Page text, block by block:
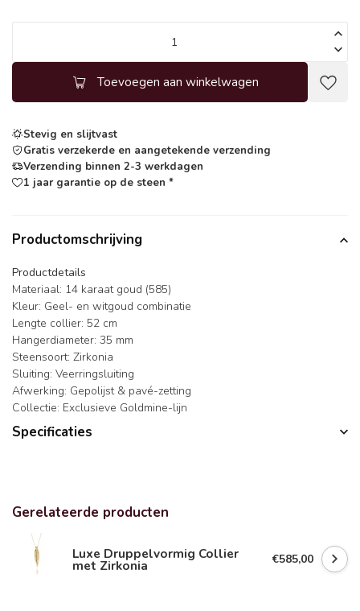
Toevoegen aan winkelwagen
Stevig en slijtvast
Gratis verzekerde en aangetekende verzending
Verzending binnen 2-3 werkdagen
1 jaar garantie op de steen *
Productomschrijving
Productdetails
Materiaal: 14 karaat goud (585)
Kleur: Geel- en witgoud combinatie
Lengte collier: 52 cm
Hangerdiameter: 35 mm
Steensoort: Zirkonia
Sluiting: Veerringsluiting
Afwerking: Gepolijst & pavé-zetting
Collectie: Exclusieve Goldmine-lijn
Specificaties
Gerelateerde producten
Luxe Druppelvormig Collier
met Zirkonia €585,00